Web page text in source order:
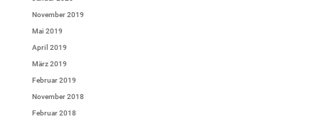
November 2019
Mai 2019
April 2019
März 2019
Februar 2019
November 2018
Februar 2018